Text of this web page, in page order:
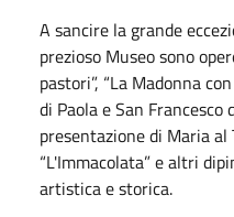
A sancire la grande
prezioso Museo sono
pastori”, “La Madonna
di Paola e San Francesco
presentazione di Maria al
“L'Immacolata” e altri
artistica e storica.